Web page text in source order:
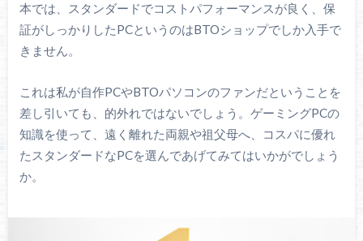
本では、スタンダードでコストパフォーマンスが良く、保
証がしっかりしたPCというのはBTOショップでしか入手で
きません。
これは私が自作PCやBTOパソコンのファンだということを
差し引いても、的外れではないでしょう。ゲーミングPCの
知識を使って、遠く離れた両親や祖父母へ、コスパに優れ
たスタンダードなPCを選んであげてみてはいかがでしょう
か。